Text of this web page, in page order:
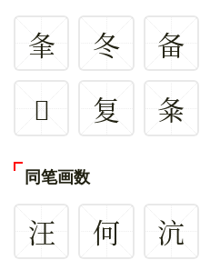
夆 冬 备
𡕖
复 夈
同笔画数
汪 何 沆